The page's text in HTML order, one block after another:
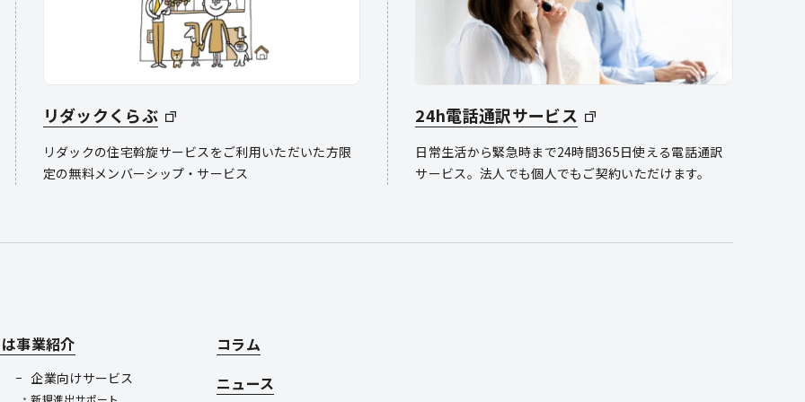
リダックくらぶ
リダックの住宅斡旋サービスをご利用いただいた方限
定の無料メンバーシップ・サービス
24h電話通訳サービス
日常生活から緊急時まで24時間365日使える電話通訳
サービス。法人でも個人でもご契約いただけます。
事業紹介
企業向けサービス
新規進出サポート
コラム
ニュース